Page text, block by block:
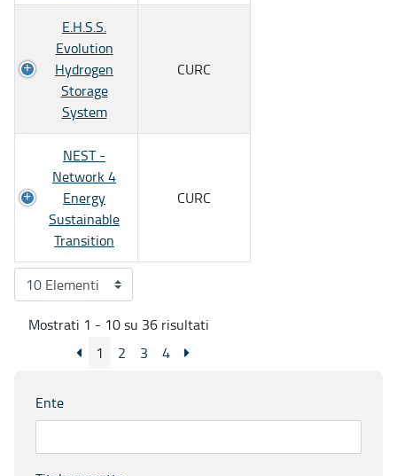
E.H.S.S.
Evolution
Hydrogen
Storage
System
CURC
NEST -
Network 4
Energy
Sustainable
Transition
CURC
Mostrati 1 - 10 su 36 risultati
1
2 3 4
Ente